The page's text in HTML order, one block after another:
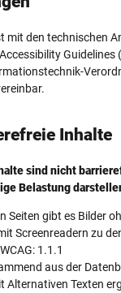
mit den technischen
Guidelines
Inhalte
sind nicht
Belastung
Seiten gibt es Bilder
Screenreadern zu
1.1.1
aus der
Alternativen Texten